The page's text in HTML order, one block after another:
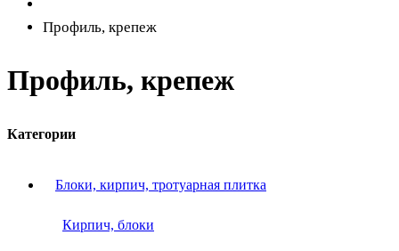
Профиль, крепеж
Профиль, крепеж
Категории
Блоки, кирпич, тротуарная плитка
Кирпич, блоки